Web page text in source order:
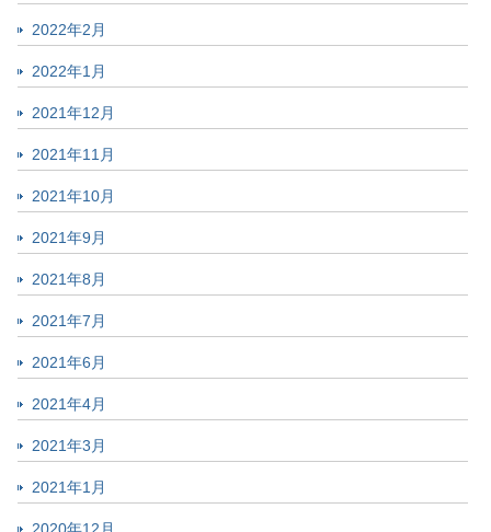
2022年2月
2022年1月
2021年12月
2021年11月
2021年10月
2021年9月
2021年8月
2021年7月
2021年6月
2021年4月
2021年3月
2021年1月